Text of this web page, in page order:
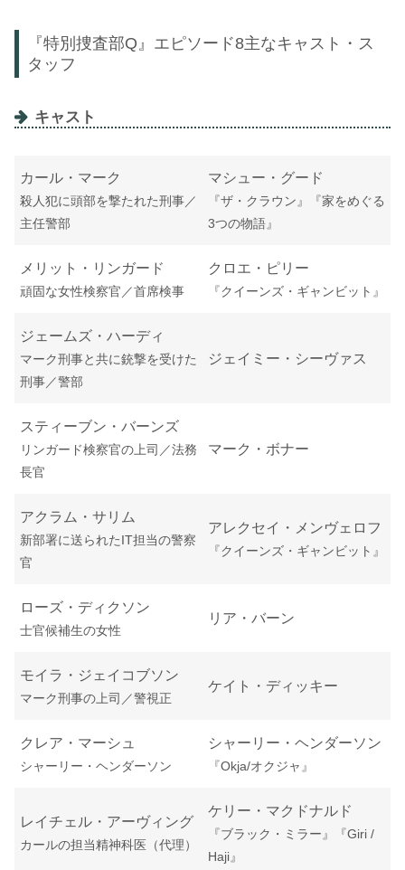
『特別捜査部Q』エピソード8主なキャスト・ス
タッフ
キャスト
カール・マーク
殺人犯に頭部を撃たれた刑事／
主任警部
マシュー・グード
『ザ・クラウン』『家をめぐる
3つの物語』
メリット・リンガード
頑固な女性検察官／首席検事
クロエ・ピリー
『クイーンズ・ギャンビット』
ジェームズ・ハーディ
マーク刑事と共に銃撃を受けた
刑事／警部
ジェイミー・シーヴァス
スティーブン・バーンズ
リンガード検察官の上司／法務
長官
マーク・ボナー
アクラム・サリム
新部署に送られたIT担当の警察
官
アレクセイ・メンヴェロフ
『クイーンズ・ギャンビット』
ローズ・ディクソン
士官候補生の女性
リア・バーン
モイラ・ジェイコブソン
マーク刑事の上司／警視正
ケイト・ディッキー
クレア・マーシュ
シャーリー・ヘンダーソン
シャーリー・ヘンダーソン
『Okja/オクジャ』
レイチェル・アーヴィング
カールの担当精神科医（代理）
ケリー・マクドナルド
『ブラック・ミラー』『Giri /
Haji』